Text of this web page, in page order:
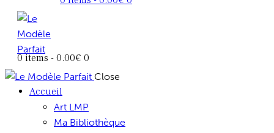
0 items - 0.00€ 0
Close
Accueil
Art LMP
Ma Bibliothèque